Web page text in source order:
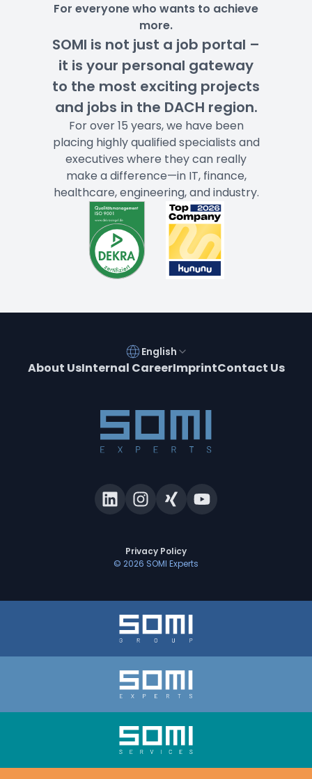
For everyone who wants to achieve
more.
SOMI is not just a job portal –
it is your personal gateway
to the most exciting projects
and jobs in the DACH region.
For over 15 years, we have been
placing highly qualified specialists and
executives where they can really
make a difference—in IT, finance,
healthcare, engineering, and industry.
English
About UsInternal CareerImprintContact Us
Privacy Policy
© 2026 SOMI Experts